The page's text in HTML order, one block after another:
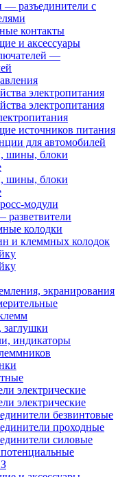
— разъединители с
контакты
и аксессуары
—
электропитания
электропитания
источников питания
для автомобилей
шины, блоки
шины, блоки
модули
колодки
и клеммных колодок
экранирования
заглушки
индикаторы
электрические
электрические
безвинтовые
проходные
силовые